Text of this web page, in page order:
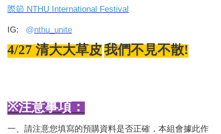
際節 NTHU International Festival
IG: @nthu_unite
4/27 清大大草皮我們不見不散!
※注意事項：
一、請注意您填寫的預購資料是否正確，本組會據此作